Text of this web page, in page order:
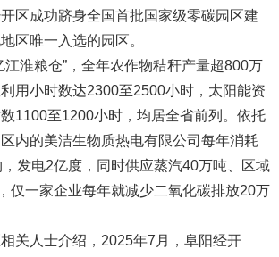
成功跻身全国首批国家级零碳园区建
区唯一入选的园区。
淮粮仓”，全年农作物秸秆产量超800万
用小时数达2300至2500小时，太阳能资
1100至1200小时，均居全省前列。依托
内的美洁生物质热电有限公司每年消耗
发电2亿度，同时供应蒸汽40万吨、区域
仅一家企业每年就减少二氧化碳排放20万
人士介绍，2025年7月，阜阳经开